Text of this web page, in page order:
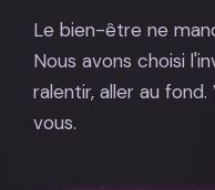
Le bien-être ne
Nous avons choisi
ralentir, aller au
vous.